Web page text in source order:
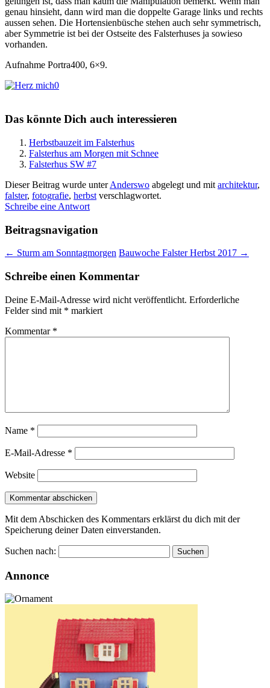
genau hinsieht, dann wird man die doppelte Garage links und rechts
aussen sehen. Die Hortensienbüsche stehen auch sehr symmetrisch,
aber Symmetrie ist bei der Ostseite des Falsterhuses ja sowieso
vorhanden.
Aufnahme Portra400, 6×9.
0
Das könnte Dich auch interessieren
Herbstbauzeit im Falsterhus
Falsterhus am Morgen mit Schnee
Falsterhus SW #7
Dieser Beitrag wurde unterAnderswo abgelegt und mit architektur,
falster, fotografie, herbst verschlagwortet.
Schreibe eine Antwort
Beitragsnavigation
← Sturm am Sonntagmorgen Bauwoche Falster Herbst 2017 →
Schreibe einen Kommentar
Deine E-Mail-Adresse wird nicht veröffentlicht. Erforderliche
Felder sind mit * markiert
Kommentar *
Name *
E-Mail-Adresse *
Website
Mit dem Abschicken des Kommentars erklärst du dich mit der
Speicherung deiner Daten einverstanden.
Suchen nach:
Annonce